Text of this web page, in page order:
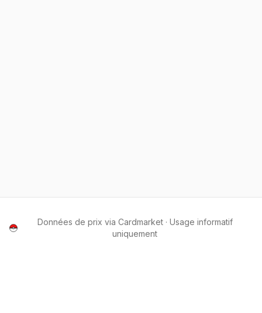
Données de prix via Cardmarket · Usage informatif
uniquement